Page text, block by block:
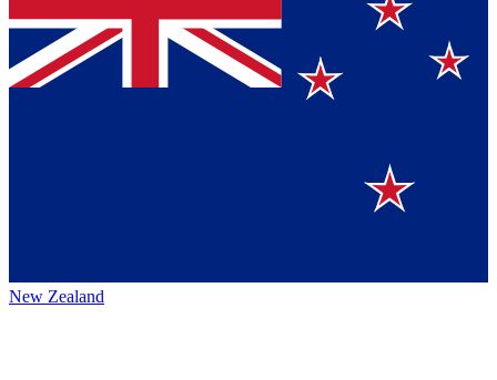
New Zealand